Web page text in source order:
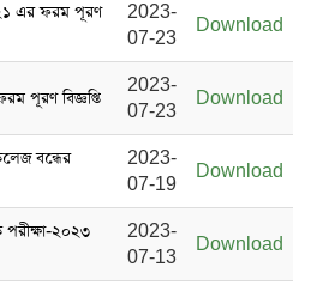
এর ফরম পূরণ
2023-
07-23
Download
পূরণ বিজ্ঞপ্তি
2023-
07-23
Download
বন্ধের
2023-
07-19
Download
পরীক্ষা-২০২৩
2023-
07-13
Download